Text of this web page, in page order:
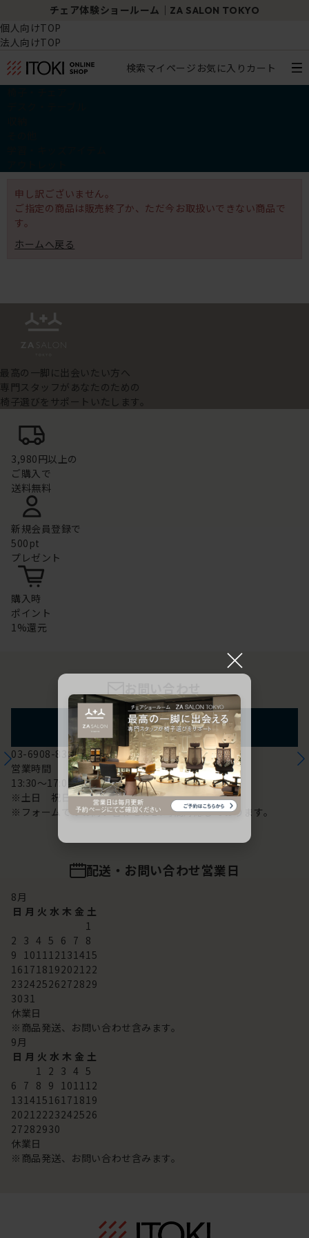
チェア体験ショールーム｜ZA SALON TOKYO
個人向けTOP
法人向けTOP
検索マイページ お気に入り カート
申し訳ございません。
ご指定の商品は販売終了か、ただ今お取扱いできない商品で
す。
ホームへ戻る
最高の一脚に出会いたい方へ
専門スタッフがあなたのための
椅子選びをサポートいたします。
3,980円以上の
ご購入で
送料無料
新規会員登録で
500pt
プレゼント
購入時
ポイント
1%還元
フォームからのお問い合わせ
03-6908-8370
営業時間
13:30～17:00
※土日 祝日は休み
※フォームでのお問い合わせは24時間対応しております。
配送・お問い合わせ営業日
8月
日 月 火 水 木 金 土
1
2 3 4 5 6 7 8
9 101112131415
16171819202122
23242526272829
3031
休業日
※商品発送、お問い合わせ含みます。
9月
日 月 火 水 木 金 土
1 2 3 4 5
6 7 8 9 101112
13141516171819
20212223242526
27282930
休業日
※商品発送、お問い合わせ含みます。
×